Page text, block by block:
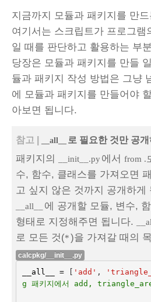
지금까지 모듈과 패키지를 만
여기서는 스크립트가 프로그램
일 때를 판단하고 활용하는 부
당장은 모듈과 패키지를 만들
듈과 패키지 작성 방법은 그냥
에 모듈과 패키지를 만들어야
아보면 됩니다.
참고 | __all__ 로 필요한 것만 공개
패키지의 __init__.py에서 from .
수, 함수, 클래스를 가져오면
고 싶지 않은 것까지 공개하게
__all__
에 공개할 모듈, 변수,
형태로 지정해주면 됩니다.
로 모든 것(*)을 가져갈 때의
calcpkg/__init__.py
__all__ = 'add' ,
g 패키지에서 add,